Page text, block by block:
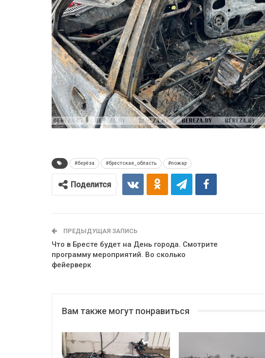
#берёза #брестская_область #пожар
Поделится
ПРЕДЫДУЩАЯ ЗАПИСЬ
Что в Бресте будет на День города. Смотрите
программу мероприятий. Во сколько
фейерверк
Вам также могут понравиться